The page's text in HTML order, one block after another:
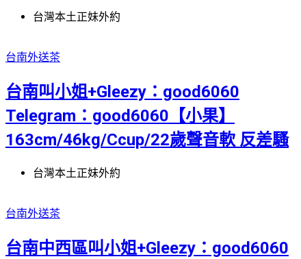
台灣本土正妹外約
台南外送茶
台南叫小姐+Gleezy：good6060
Telegram：good6060【小果】
163cm/46kg/Ccup/22歲聲音軟 反差騷
台灣本土正妹外約
台南外送茶
台南中西區叫小姐+Gleezy：good6060